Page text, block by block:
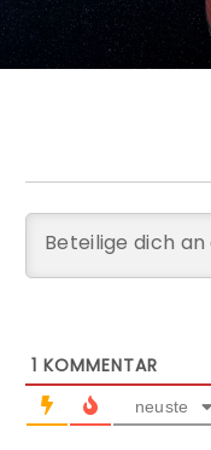
1 KOMMENTAR
neuste